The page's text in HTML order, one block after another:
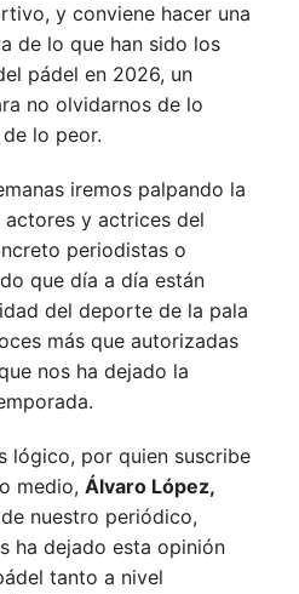
y conviene hacer una
de lo que han sido los
pádel en 2026, un
no olvidarnos de lo
lo peor.
iremos palpando la
y actrices del
periodistas o
que día a día están
del deporte de la pala
más que autorizadas
nos ha dejado la
lógico, por quien suscribe
medio, Álvaro López,
nuestro periódico,
ha dejado esta opinión
tanto a nivel